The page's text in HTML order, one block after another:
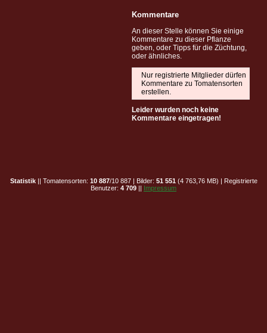
Kommentare
An dieser Stelle können Sie einige
Kommentare zu dieser Pflanze
geben, oder Tipps für die Züchtung,
oder ähnliches.
Nur registrierte Mitglieder dürfen
Kommentare zu Tomatensorten
erstellen.
Leider wurden noch keine
Kommentare eingetragen!
Statistik|| Tomatensorten: 10 887/10 887 | Bilder: 51 551 (4 763,76 MB) | Registrierte
Benutzer: 4 709 || Impressum